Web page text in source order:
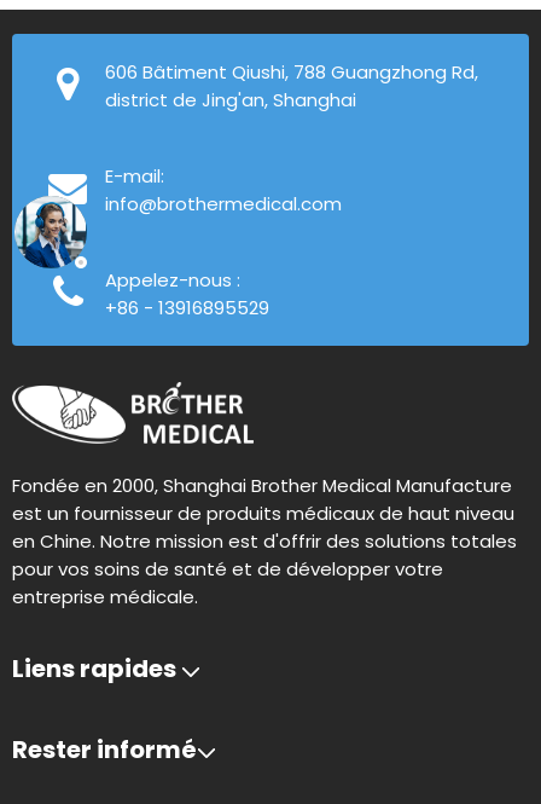
606 Bâtiment Qiushi, 788 Guangzhong Rd,
district de Jing'an, Shanghai
E-mail:
info@brothermedical.com
Appelez-nous :
+86 - 13916895529
Fondée en 2000, Shanghai Brother Medical Manufacture
est un fournisseur de produits médicaux de haut niveau
en Chine. Notre mission est d'offrir des solutions totales
pour vos soins de santé et de développer votre
entreprise médicale.
Liens rapides
Rester informé